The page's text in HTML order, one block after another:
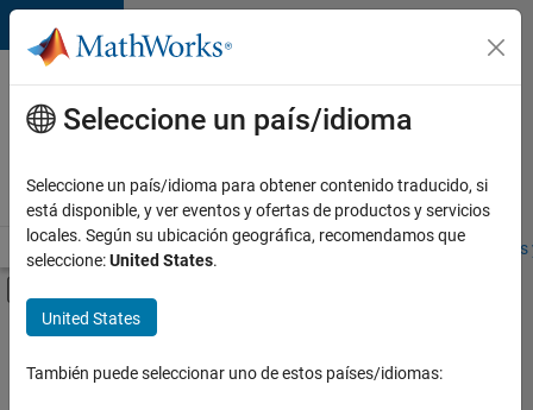
Saltar al contenido
Ofertas
de
empleo
MathWorks
Visión general Búsqueda de empleo Oficinas locales
Contenido principal
FILTRADO POR
Seleccione un país/idioma
Seleccione un país/idioma para obtener contenido traducido, si
está disponible, y ver eventos y ofertas de productos y servicios
locales. Según su ubicación geográfica, recomendamos que
seleccione:United States.
United States
También puede seleccionar uno de estos países/idiomas: